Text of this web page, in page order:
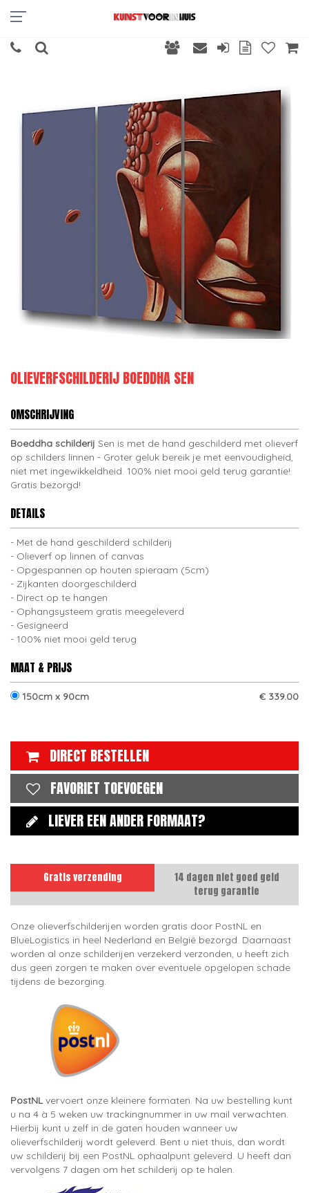
OLIEVERFSCHILDERIJ BOEDDHA SEN
OMSCHRIJVING
Boeddha schilderij Sen is met de hand geschilderd met olieverf
op schilders linnen - Groter geluk bereik je met eenvoudigheid,
niet met ingewikkeldheid. 100% niet mooi geld terug garantie!
Gratis bezorgd!
DETAILS
Met de hand geschilderd schilderij
Olieverf op linnen of canvas
Opgespannen op houten spieraam (5cm)
Zijkanten doorgeschilderd
Direct op te hangen
Ophangsysteem gratis meegeleverd
Gesigneerd
100% niet mooi geld terug
MAAT & PRIJS
150cm x 90cm € 339.00
DIRECT BESTELLEN
FAVORIET TOEVOEGEN
LIEVER EEN ANDER FORMAAT?
Gratis verzending
14 dagen niet goed geld
terug garantie
Onze olieverfschilderijen worden gratis door PostNL en
BlueLogistics in heel Nederland en België bezorgd. Daarnaast
worden al onze schilderijen verzekerd verzonden, u heeft zich
dus geen zorgen te maken over eventuele opgelopen schade
tijdens de bezorging.
PostNLvervoert onze kleinere formaten. Na uw bestelling kunt
u na 4 à 5 weken uw trackingnummer in uw mail verwachten.
Hierbij kunt u zelf in de gaten houden wanneer uw
olieverfschilderij wordt geleverd. Bent u niet thuis, dan wordt
uw schilderij bij een PostNL ophaalpunt geleverd. U heeft dan
vervolgens 7 dagen om het schilderij op te halen.